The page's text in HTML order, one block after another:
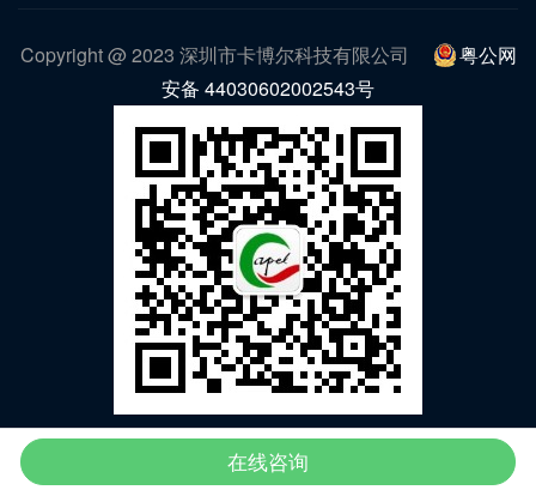
Copyright @ 2023 深圳市卡博尔科技有限公司
粤公网
安备 44030602002543号
微信公众号
在线咨询